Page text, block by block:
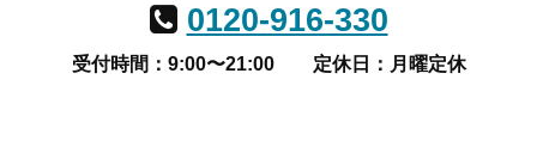
0120-916-330
受付時間：9:00〜21:00 定休日：月曜定休